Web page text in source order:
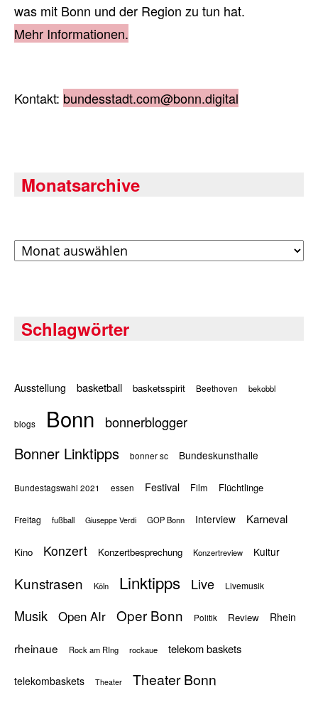
was mit Bonn und der Region zu tun hat.
Mehr Informationen.
Kontakt: bundesstadt.com@bonn.digital
Monatsarchive
Archiv
Schlagwörter
Ausstellung basketball basketsspirit Beethoven bekobbl
blogs Bonn bonnerblogger
Bonner Linktipps bonner sc Bundeskunsthalle
Bundestagswahl 2021 essen Festival Film Flüchtlinge
Freitag fußball Giuseppe Verdi GOP Bonn Interview Karneval
Kino Konzert Konzertbesprechung Konzertreview Kultur
Kunstrasen Köln Linktipps Live Livemusik
Musik Open AIr Oper Bonn Politik Review Rhein
rheinaue Rock am RIng rockaue telekom baskets
telekombaskets Theater Theater Bonn